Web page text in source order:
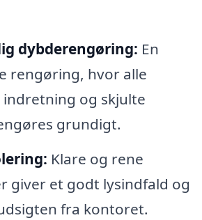
dybderengøring: En
rengøring, hvor alle
og skjulte
grundigt.
Klare og rene
giver et godt lysindfald og
fra kontoret.